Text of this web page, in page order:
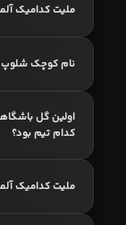
ملیت کدامیک
نام کوچک
اولین گل
کدام تیم بود؟
ملیت کدامیک